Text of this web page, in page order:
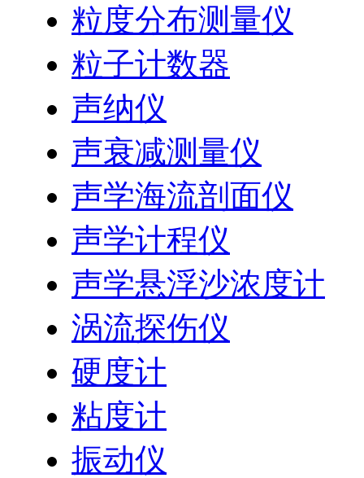
粒度分布测量仪
粒子计数器
声纳仪
声衰减测量仪
声学海流剖面仪
声学计程仪
声学悬浮沙浓度计
涡流探伤仪
硬度计
粘度计
振动仪